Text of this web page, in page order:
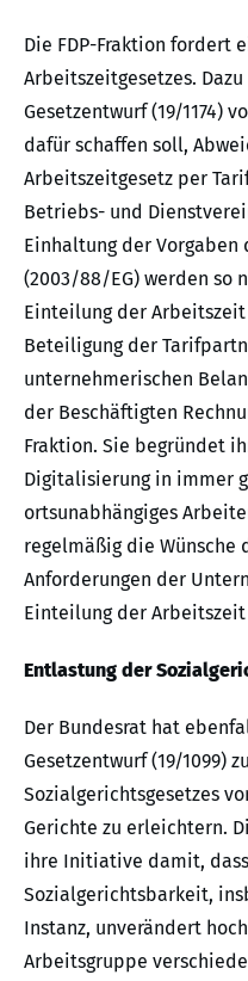
Die FDP-Fraktion fordert
Arbeitszeitgesetzes.
Gesetzentwurf (19/1174)
dafür schaffen soll,
Arbeitszeitgesetz per
Betriebs- und
Einhaltung der
(2003/88/EG) werden so
Einteilung der
Beteiligung der
unternehmerischen
der Beschäftigten
Fraktion. Sie begründet
Digitalisierung in immer
ortsunabhängiges
regelmäßig die Wünsche
Anforderungen der
Einteilung der
Entlastung der
Der Bundesrat hat
Gesetzentwurf (19/1099)
Sozialgerichtsgesetzes
Gerichte zu erleichtern.
ihre Initiative damit,
Sozialgerichtsbarkeit,
Instanz, unverändert
Arbeitsgruppe